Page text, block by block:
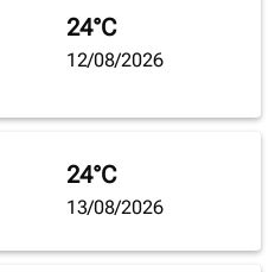
24°C
12/08/2026
24°C
13/08/2026